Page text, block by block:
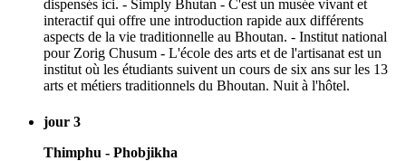
dispensés ici. - Simply Bhutan - C'est un musée vivant et
interactif qui offre une introduction rapide aux différents
aspects de la vie traditionnelle au Bhoutan. - Institut national
pour Zorig Chusum - L'école des arts et de l'artisanat est un
institut où les étudiants suivent un cours de six ans sur les 13
arts et métiers traditionnels du Bhoutan. Nuit à l'hôtel.
jour 3
Thimphu - Phobjikha